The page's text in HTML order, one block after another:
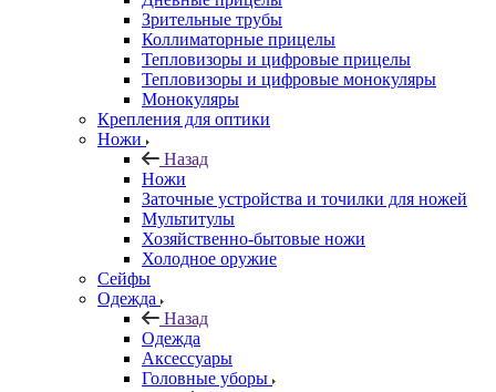
Зрительные трубы
Коллиматорные прицелы
Тепловизоры и цифровые прицелы
Тепловизоры и цифровые монокуляры
Монокуляры
Крепления для оптики
Ножи
Назад
Ножи
Заточные устройства и точилки для ножей
Мультитулы
Хозяйственно-бытовые ножи
Холодное оружие
Сейфы
Одежда
Назад
Одежда
Аксессуары
Головные уборы